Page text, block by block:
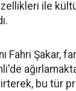
ile
Fahri Şakar,
bu tür